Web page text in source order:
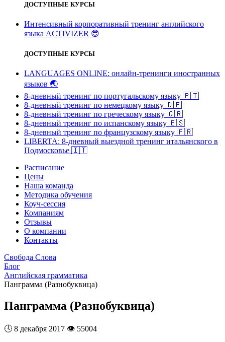
ДОСТУПНЫЕ КУРСЫ
Интенсивный корпоративный тренинг английского
языка ACTIVIZER 😎
ДОСТУПНЫЕ КУРСЫ
LANGUAGES ONLINE: онлайн-тренинги иностранных
языков 🌏
8-дневный тренинг по португальскому языку 🇵🇹
8-дневный тренинг по немецкому языку 🇩🇪
8-дневный тренинг по греческому языку 🇬🇷
8-дневный тренинг по испанскому языку 🇪🇸
8-дневный тренинг по французскому языку 🇫🇷
LIBERTA: 8-дневный выездной тренинг итальянского в
Подмосковье 🇮🇹
Расписание
Цены
Наша команда
Методика обучения
Коуч-сессия
Компаниям
Отзывы
О компании
Контакты
Свобода Слова
Блог
Английская грамматика
Панграмма (Разнобуквица)
Панграмма (Разнобуквица)
🕓 8 декабря 2017 👁️ 55004